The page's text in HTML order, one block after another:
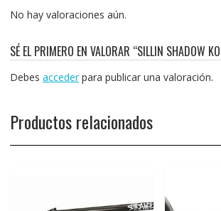
No hay valoraciones aún.
SÉ EL PRIMERO EN VALORAR “SILLIN SHADOW
Debes accederpara publicar una valoración.
Productos relacionados